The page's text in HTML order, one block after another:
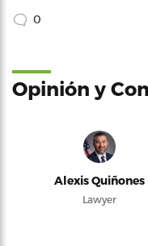
0
Opinión y
Alexis Quiñones
Lawyer